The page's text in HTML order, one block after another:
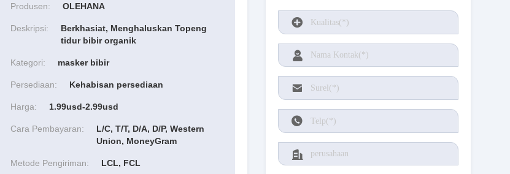
Produsen: OLEHANA
Deskripsi:
Berkhasiat, Menghaluskan Topeng
tidur bibir organik
Kategori: masker bibir
Persediaan: Kehabisan persediaan
Harga: 1.99usd-2.99usd
Cara Pembayaran:
L/C, T/T, D/A, D/P, Western
Union, MoneyGram
Metode Pengiriman: LCL, FCL